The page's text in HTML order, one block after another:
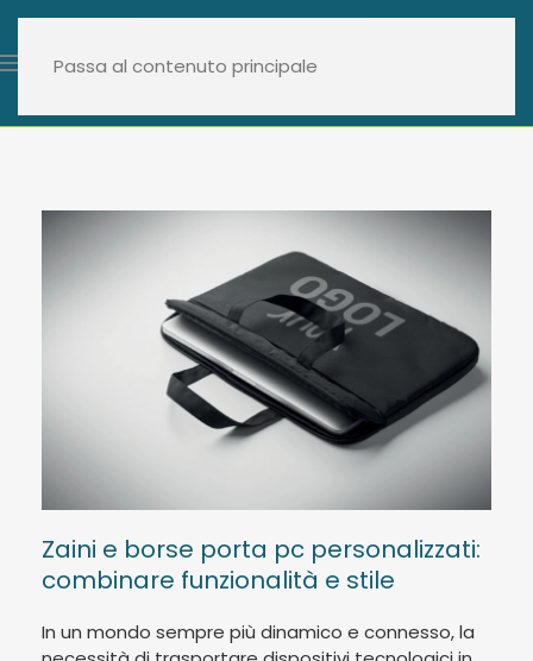
Passa al contenuto principale
Zaini e borse porta pc personalizzati:
combinare funzionalità e stile
In un mondo sempre più dinamico e connesso, la